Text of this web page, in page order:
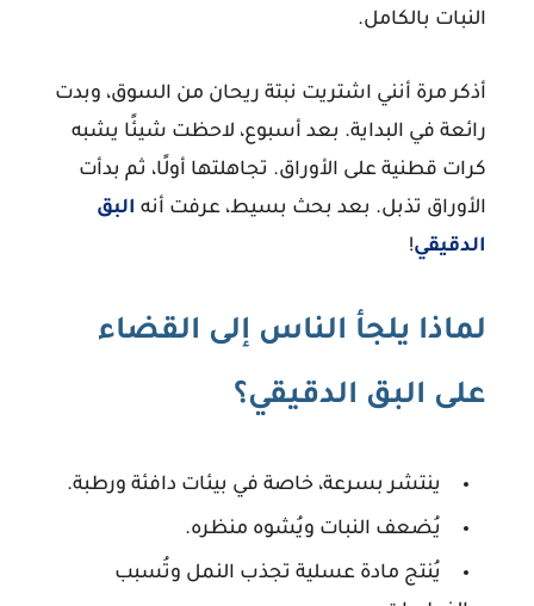
النبات بالكامل.
أذكر مرة أنني اشتريت نبتة ريحان من السوق، وبدت
رائعة في البداية. بعد أسبوع، لاحظت شيئًا يشبه
كرات قطنية على الأوراق. تجاهلتها أولًا، ثم بدأت
الأوراق تذبل. بعد بحث بسيط، عرفت أنه البق
الدقيقي!
لماذا يلجأ الناس إلى القضاء
على البق الدقيقي؟
ينتشر بسرعة، خاصة في بيئات دافئة ورطبة.
يُضعف النبات ويُشوه منظره.
يُنتج مادة عسلية تجذب النمل وتُسبب